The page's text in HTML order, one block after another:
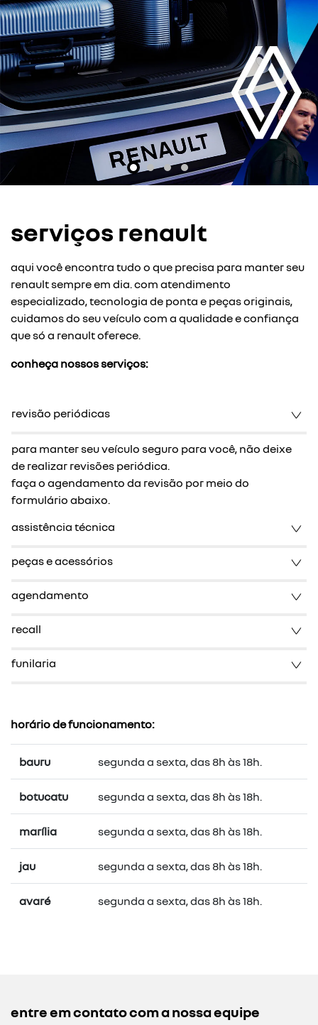
serviços renault
aqui você encontra tudo o que precisa para manter seu
renault sempre em dia. com atendimento
especializado, tecnologia de ponta e peças originais,
cuidamos do seu veículo com a qualidade e confiança
que só a renault oferece.
conheça nossos serviços:
revisão periódicas
para manter seu veículo seguro para você, não deixe
de realizar revisões periódica.
faça o agendamento da revisão por meio do
formulário abaixo.
assistência técnica
peças e acessórios
agendamento
recall
funilaria
horário de funcionamento:
bauru segunda a sexta, das 8h às 18h.
botucatu segunda a sexta, das 8h às 18h.
marília segunda a sexta, das 8h às 18h.
jau segunda a sexta, das 8h às 18h.
avaré segunda a sexta, das 8h às 18h.
entre em contato com a nossa equipe